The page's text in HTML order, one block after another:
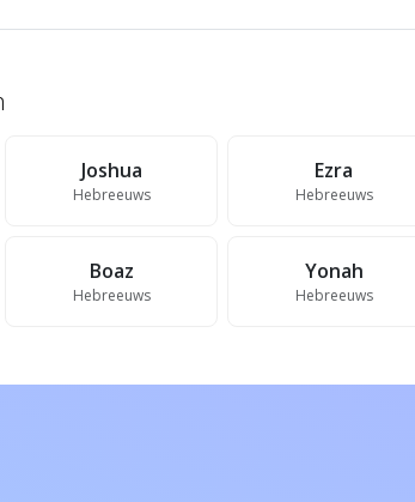
Joshua
Hebreeuws
Ezra
Hebreeuws
Boaz
Hebreeuws
Yonah
Hebreeuws